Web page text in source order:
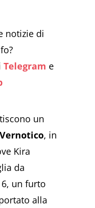
notizie di
Telegram e
un
, in
Kira
da
un furto
alla